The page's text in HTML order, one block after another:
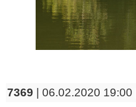
7369 | 06.02.2020 19:00 |